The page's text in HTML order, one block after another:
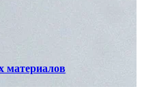
материалов